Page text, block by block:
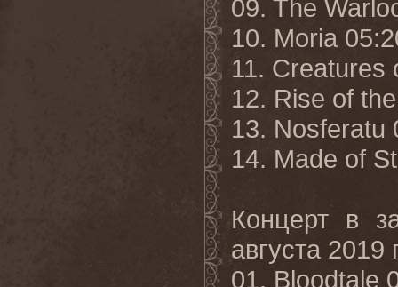
09. The
10. Moria
11. Creatures
12. Rise of
13. Nosferatu
14. Made of
Концерт в
августа 2019
01. Bloodtale